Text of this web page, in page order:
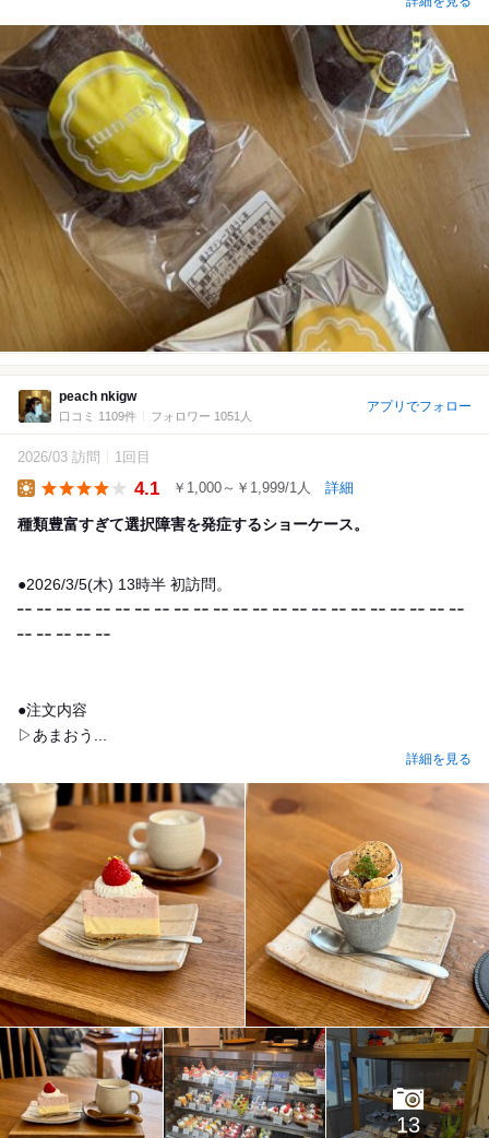
peach nkigw
口コミ 1109件 フォロワー 1051人
アプリでフォロー
2026/03 訪問 1回目
4.1 ￥1,000～￥1,999/1人 詳細
種類豊富すぎて選択障害を発症するショーケース。
●2026/3/5(木) 13時半 初訪問。
╍ ╍ ╍ ╍ ╍ ╍ ╍ ╍ ╍ ╍ ╍ ╍ ╍ ╍ ╍ ╍ ╍ ╍ ╍ ╍ ╍ ╍ ╍
╍ ╍ ╍ ╍ ╍
●注文内容
▷あまおう...
詳細を見る
13